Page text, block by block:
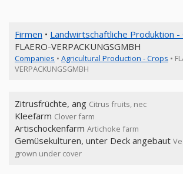
Firmen • Landwirtschaftliche Produktion
FLAERO-VERPACKUNGSGMBH
Companies • Agricultural Production - Crops •
VERPACKUNGSGMBH
Zitrusfrüchte, ang Citrus fruits, nec
Kleefarm Clover farm
Artischockenfarm Artichoke farm
Gemüsekulturen, unter Deck angebaut
grown under cover